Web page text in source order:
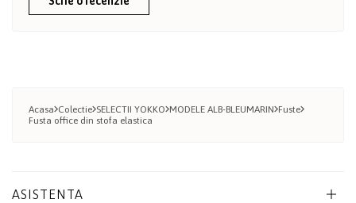
Acasa Colectie SELECTII YOKKO MODELE ALB-BLEUMARIN Fuste
Fusta office din stofa elastica
ASISTENTA